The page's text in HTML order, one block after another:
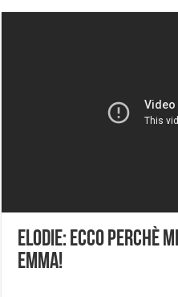
Elodie: ecco perchè
Emma!